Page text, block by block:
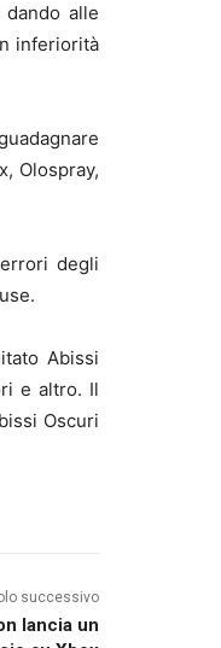
alle
inferiorità
Olospray,
degli
Abissi
e altro. Il
Oscuri
successivo
lancia un